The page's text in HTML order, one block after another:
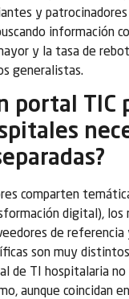
y patrocinadores
información
y la tasa de
generalistas.
portal TIC
comparten
digital), los
de referencia
son muy
de TI hospitalaria no
aunque coincidan